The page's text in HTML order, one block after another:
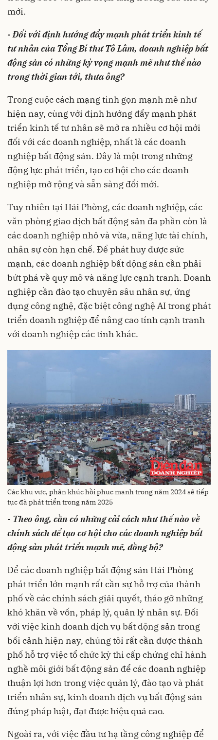
mới.
- Đối với định hướng đẩy mạnh phát triển kinh tế
tư nhân của Tổng Bí thư Tô Lâm, doanh nghiệp bất
động sản có những kỳ vọng mạnh mẽ như thế nào
trong thời gian tới, thưa ông?
Trong cuộc cách mạng tinh gọn mạnh mẽ như
hiện nay, cùng với định hướng đẩy mạnh phát
triển kinh tế tư nhân sẽ mở ra nhiều cơ hội mới
đối với các doanh nghiệp, nhất là các doanh
nghiệp bất động sản. Đây là một trong những
động lực phát triển, tạo cơ hội cho các doanh
nghiệp mở rộng và sẵn sàng đổi mới.
Tuy nhiên tại Hải Phòng, các doanh nghiệp, các
văn phòng giao dịch bất động sản đa phần còn là
các doanh nghiệp nhỏ và vừa, năng lực tài chính,
nhân sự còn hạn chế. Để phát huy được sức
mạnh, các doanh nghiệp bất động sản cần phải
bứt phá về quy mô và năng lực cạnh tranh. Doanh
nghiệp cần đào tạo chuyên sâu nhân sự, ứng
dụng công nghệ, đặc biệt công nghệ AI trong phát
triển doanh nghiệp để nâng cao tính cạnh tranh
với doanh nghiệp các tỉnh khác.
Các khu vực, phân khúc hồi phục mạnh trong năm 2024 sẽ tiếp
tục đà phát triển trong năm 2025
- Theo ông, cần có những cải cách như thế nào về
chính sách để tạo cơ hội cho các doanh nghiệp bất
động sản phát triển mạnh mẽ, đồng bộ?
Để các doanh nghiệp bất động sản Hải Phòng
phát triển lớn mạnh rất cần sự hỗ trợ của thành
phố về các chính sách giải quyết, tháo gỡ những
khó khăn về vốn, pháp lý, quản lý nhân sự. Đối
với việc kinh doanh dịch vụ bất động sản trong
bối cảnh hiện nay, chúng tôi rất cần được thành
phố hỗ trợ việc tổ chức kỳ thi cấp chứng chỉ hành
nghề môi giới bất động sản để các doanh nghiệp
thuận lợi hơn trong việc quản lý, đào tạo và phát
triển nhân sự, kinh doanh dịch vụ bất động sản
đúng pháp luật, đạt được hiệu quả cao.
Ngoài ra, với việc đầu tư hạ tầng công nghiệp để